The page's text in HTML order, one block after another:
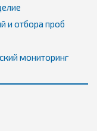
и отбора проб
мониторинг